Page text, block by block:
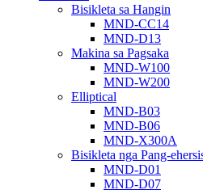
Bisikleta sa Hangin
MND-CC14
MND-D13
Makina sa Pagsaka
MND-W100
MND-W200
Elliptical
MND-B03
MND-B06
MND-X300A
Bisikleta nga Pang-
MND-D01
MND-D07